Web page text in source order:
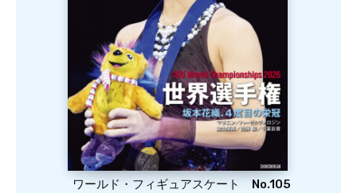
ワールド・フィギュアスケート No.105